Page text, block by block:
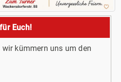
Euch!
kümmern uns um den